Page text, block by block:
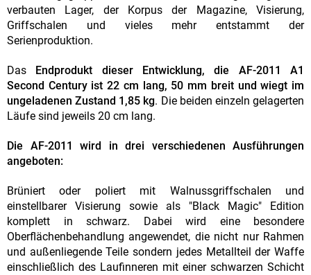
verbauten Lager, der Korpus der Magazine, Visierung,
Griffschalen und vieles mehr entstammt der
Serienproduktion.
Das
Endprodukt dieser Entwicklung, die AF-2011 A1
Second Century ist 22 cm lang, 50 mm breit und wiegt im
ungeladenen Zustand 1,85 kg. Die beiden einzeln gelagerten
Läufe sind jeweils 20 cm lang.
Die AF-2011 wird in drei verschiedenen Ausführungen
angeboten:
Brüniert oder poliert mit Walnussgriffschalen und
einstellbarer Visierung sowie als "Black Magic" Edition
komplett in schwarz. Dabei wird eine besondere
Oberflächenbehandlung angewendet, die nicht nur Rahmen
und außenliegende Teile sondern jedes Metallteil der Waffe
einschließlich des Laufinneren mit einer schwarzen Schicht